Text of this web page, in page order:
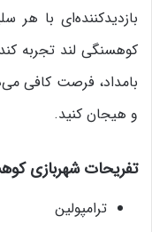
بازدیدکننده‌ای با هر
کوهسنگی لند تجربه
بامداد، فرصت کافی
و هیجان کنید.
تفریحات شهربازی
ترامپولین